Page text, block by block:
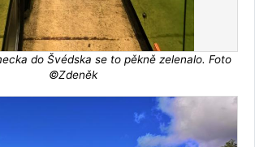
do Švédska se to pěkně zelenalo. Foto
©Zdeněk